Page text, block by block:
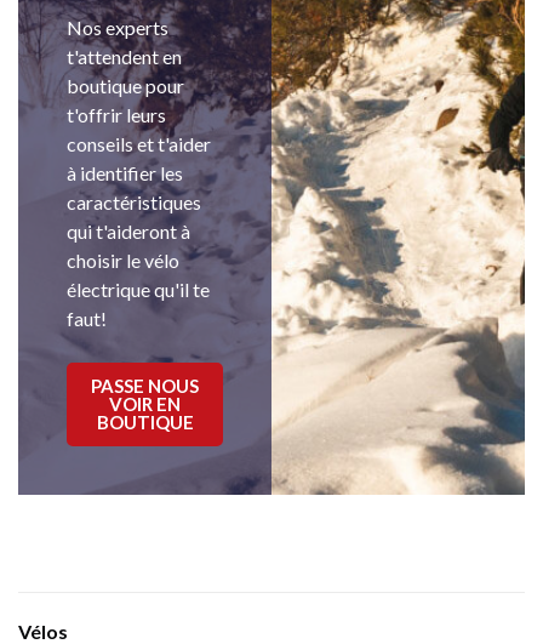
Nos experts
t'attendent en
boutique pour
t'offrir leurs
conseils et t'aider
à identifier les
caractéristiques
qui t'aideront à
choisir le vélo
électrique qu'il te
faut!
PASSE NOUS
VOIR EN
BOUTIQUE
Vélos